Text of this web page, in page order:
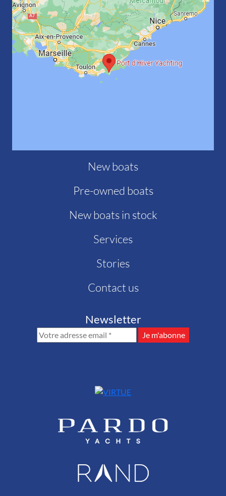
New boats
Pre-owned boats
New boats in stock
Services
Stories
Contact us
Newsletter